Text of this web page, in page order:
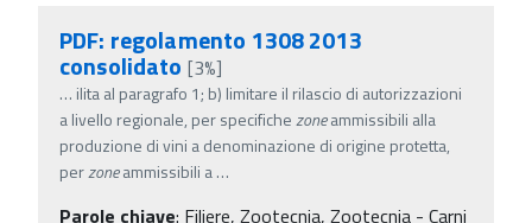
PDF: regolamento 1308 2013
consolidato [3%]
… ilita al paragrafo 1; b) limitare il rilascio di autorizzazioni
a livello regionale, per specifichezoneammissibili alla
produzione di vini a denominazione di origine protetta,
perzoneammissibili a…
Parole chiave: Filiere, Zootecnia, Zootecnia - Carni